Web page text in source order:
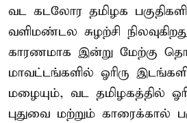
வட கடலோர தமிழக
வளிமண்டல சுழற்சி
காரணமாக இன்று மேற்கு
மாவட்டங்களில் ஓரிரு
மழையும், வட தமிழகத்தில்
புதுவை மற்றும் காரைக்கால்